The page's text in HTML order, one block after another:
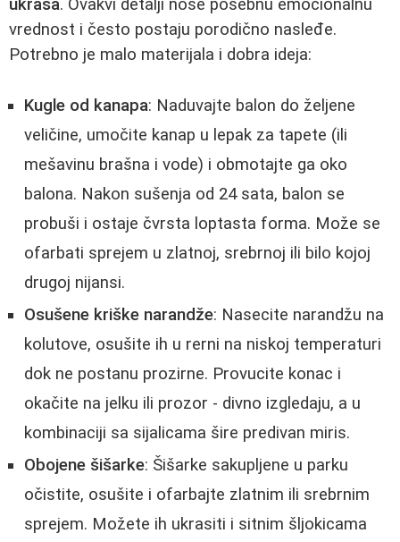
ukrasa. Ovakvi detalji nose posebnu emocionalnu
vrednost i često postaju porodično nasleđe.
Potrebno je malo materijala i dobra ideja:
Kugle od kanapa: Naduvajte balon do željene
veličine, umočite kanap u lepak za tapete (ili
mešavinu brašna i vode) i obmotajte ga oko
balona. Nakon sušenja od 24 sata, balon se
probuši i ostaje čvrsta loptasta forma. Može se
ofarbati sprejem u zlatnoj, srebrnoj ili bilo kojoj
drugoj nijansi.
Osušene kriške narandže: Nasecite narandžu na
kolutove, osušite ih u rerni na niskoj temperaturi
dok ne postanu prozirne. Provucite konac i
okačite na jelku ili prozor - divno izgledaju, a u
kombinaciji sa sijalicama šire predivan miris.
Obojene šišarke: Šišarke sakupljene u parku
očistite, osušite i ofarbajte zlatnim ili srebrnim
sprejem. Možete ih ukrasiti i sitnim šljokicama